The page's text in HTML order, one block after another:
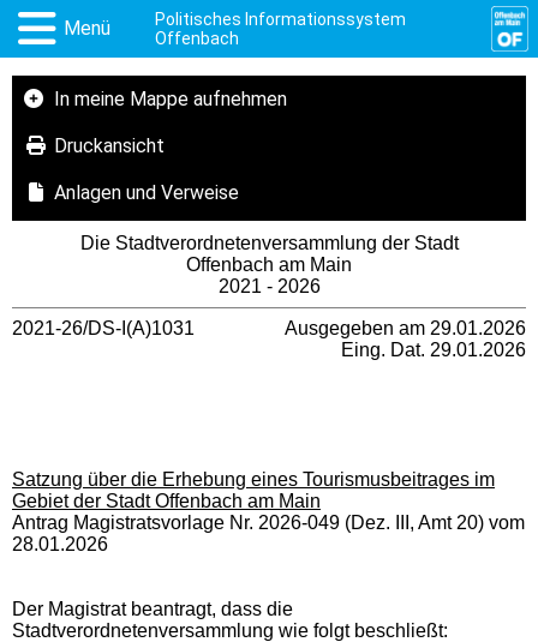
Menü
Politisches Informationssystem
Offenbach
In meine Mappe aufnehmen
Druckansicht
Anlagen und Verweise
Die Stadtverordnetenversammlung der Stadt
Offenbach am Main
2021 - 2026
2021-26/DS-I(A)1031
Ausgegeben am 29.01.2026
Eing. Dat. 29.01.2026
Satzung über die Erhebung eines Tourismusbeitrages im
Gebiet der Stadt Offenbach am Main
Antrag Magistratsvorlage Nr. 2026-049 (Dez. III, Amt 20) vom
28.01.2026
Der Magistrat beantragt, dass die
Stadtverordnetenversammlung wie folgt beschließt: